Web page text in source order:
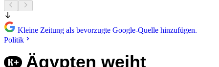
Kleine Zeitung als bevorzugte Google-Quelle hinzufügen.
Politik
Ägypten weiht